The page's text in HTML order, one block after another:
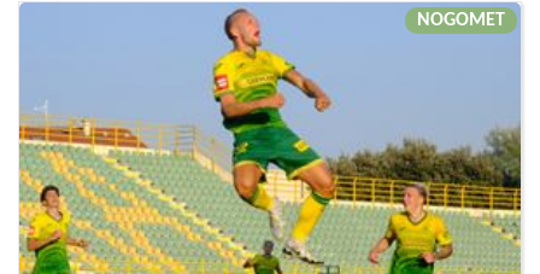
NOGOMET